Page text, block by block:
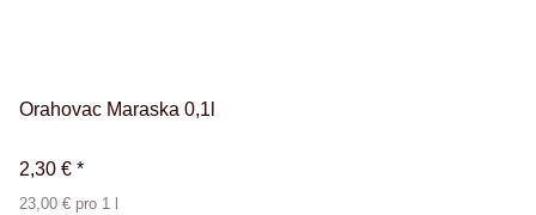
Orahovac Maraska 0,1l
2,30 € *
23,00 € pro 1 l